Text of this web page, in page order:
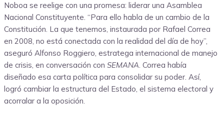
Noboa se reelige con una promesa: liderar una Asamblea
Nacional Constituyente. “Para ello habla de un cambio de la
Constitución. La que tenemos, instaurada por Rafael Correa
en 2008, no está conectada con la realidad del día de hoy”,
aseguró Alfonso Roggiero, estratega internacional de manejo
de crisis, en conversación con SEMANA. Correa había
diseñado esa carta política para consolidar su poder. Así,
logró cambiar la estructura del Estado, el sistema electoral y
acorralar a la oposición.